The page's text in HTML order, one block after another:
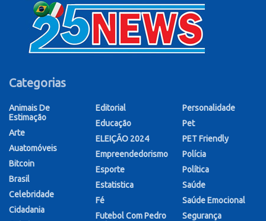
Categorias
Animais De
Estimação
Arte
Auatomóveis
Bitcoin
Brasil
Celebridade
Cidadania
Editorial
Educação
ELEIÇÃO 2024
Empreendedorismo
Esporte
Estatistica
Fé
Futebol Com Pedro
Personalidade
Pet
PET Friendly
Polícia
Política
Saúde
Saúde Emocional
Segurança